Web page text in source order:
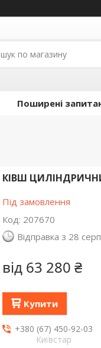
Поширені
КІВШ
Під замовлення
Код: 207670
Відправка з 28
від 63 280 ₴
Купити
+380 (67) 450-92-03
Київстар